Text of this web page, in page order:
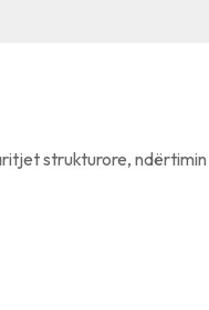
strukturore,